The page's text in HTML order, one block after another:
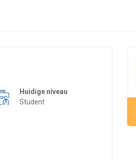
Huidige niveau
Student